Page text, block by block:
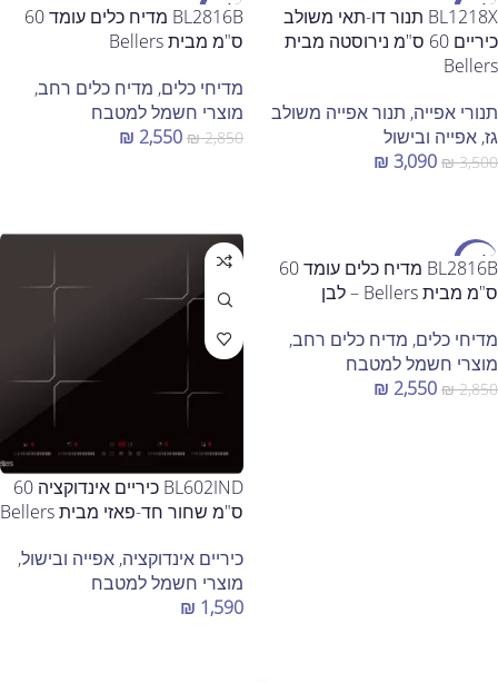
מבצע
BL1218X תנור דו-תאי משולב
כיריים 60 ס"מ נירוסטה מבית
Bellers
תנורי אפייה, תנור אפייה משולב
גז, אפייה ובישול
₪3,500
₪ 3,090
מבצע
BL2816B מדיח כלים עומד 60
ס"מ מבית Bellers
מדיחי כלים, מדיח כלים רחב,
מוצרי חשמל למטבח
₪2,850
₪ 2,550
מבצע
BL2816B מדיח כלים עומד 60
ס"מ מבית Bellers – לבן
מדיחי כלים, מדיח כלים רחב,
מוצרי חשמל למטבח
₪2,850
₪ 2,550
BL602IND כיריים אינדוקציה 60
ס"מ שחור חד-פאזי מבית Bellers
כיריים אינדוקציה, אפייה ובישול,
מוצרי חשמל למטבח
₪ 1,590